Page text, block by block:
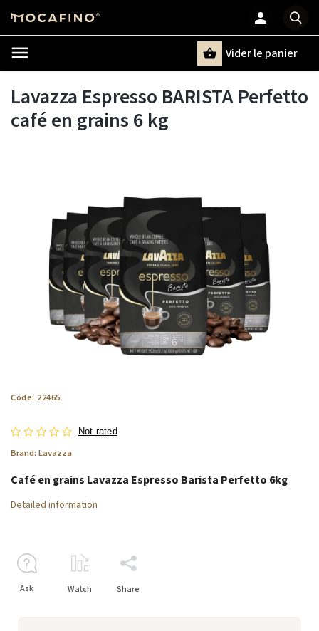
Chercher
Vider le panier
Lavazza Espresso BARISTA Perfetto
café en grains 6 kg
Code: 22465
Not rated
Brand: Lavazza
Café en grains Lavazza Espresso Barista Perfetto 6kg
Detailed information
Ask Watch Share